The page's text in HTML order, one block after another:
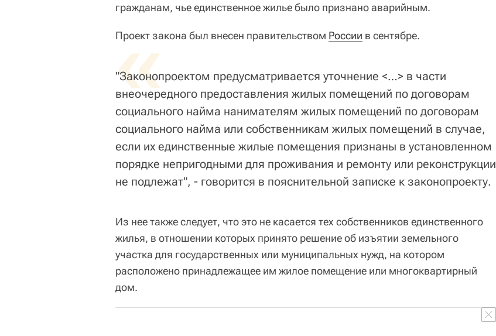
гражданам, чье единственное жилье было признано аварийным.
Проект закона был внесен правительством России в сентябре.
«
"Законопроектом предусматривается уточнение <…> в части
внеочередного предоставления жилых помещений по договорам
социального найма нанимателям жилых помещений по договорам
социального найма или собственникам жилых помещений в случае,
если их единственные жилые помещения признаны в установленном
порядке непригодными для проживания и ремонту или реконструкции
не подлежат", - говорится в пояснительной записке к законопроекту.
Из нее также следует, что это не касается тех собственников единственного
жилья, в отношении которых принято решение об изъятии земельного
участка для государственных или муниципальных нужд, на котором
расположено принадлежащее им жилое помещение или многоквартирный
дом.